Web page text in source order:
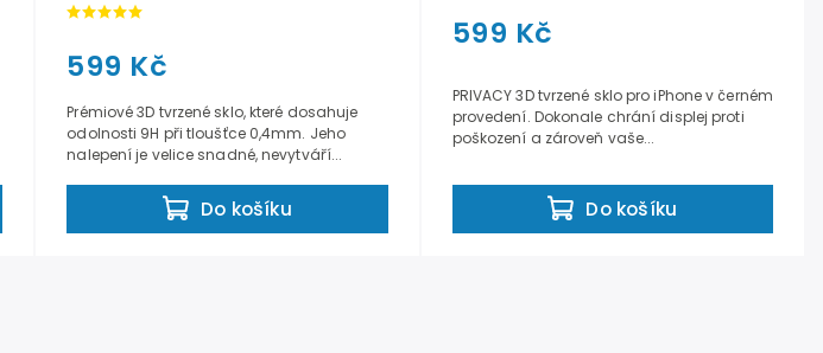
599 Kč
Do košíku
Prémiové 3D tvrzené sklo, které dosahuje
odolnosti 9H při tloušťce 0,4mm. Jeho
nalepení je velice snadné, nevytváří...
599 Kč
Do košíku
PRIVACY 3D tvrzené sklo pro iPhone v černém
provedení. Dokonale chrání displej proti
poškození a zároveň vaše...